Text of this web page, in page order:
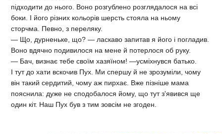
підходити до нього. Воно розгублено розглядалося на всі
боки. І його різних кольорів шерсть стояла на ньому
сторчма. Певно, з переляку.
— Що, дурненьке, що? — ласкаво запитав я його і погладив.
Воно вдячно подивилося на мене й потерлося об руку.
— Бач, визнає тебе своїм хазяїном! —усміхнувся батько.
І тут до хати вскочив Пух. Ми спершу й не зрозуміли, чому
він такий сердитий, чому аж пирхає. Вже пізніше мама
пояснила: дуже не сподобалося йому, що тут з'явився ще
один кіт. Наш Пух був з тим зовсім не згоден.